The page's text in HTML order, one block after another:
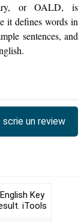
or OALD, is
it defines words in
sentences, and
scrie un review